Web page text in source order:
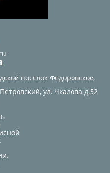
посёлок Фёдоровское,
ул. Чкалова д.52